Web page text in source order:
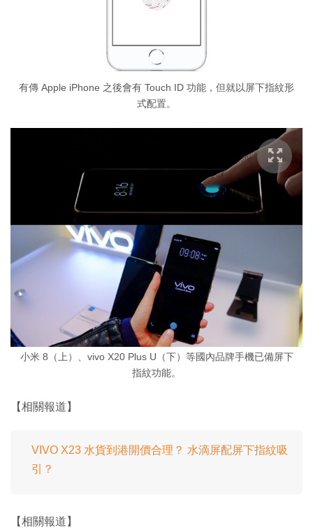
有傳 Apple iPhone 之後會有 Touch ID 功能，但就以屏下指紋形
式配置。
小米 8（上）、vivo X20 Plus U（下）等國內品牌手機已備屏下
指紋功能。
【相關報道】
VIVO X23 水貨到港開價合理？ 水滴屏配屏下指紋吸
引？
【相關報道】